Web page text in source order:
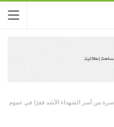
تعز | تدشين توزيع لحوم الأضاحي لـ 1550 أسرة من أسر الشهداء الأشد فقرًا في عموم